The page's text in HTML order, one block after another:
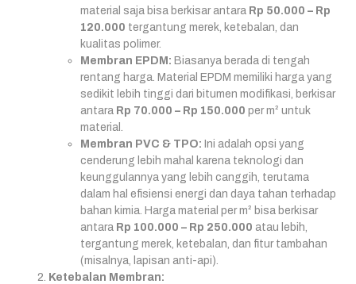
material saja bisa berkisar antara Rp 50.000 – Rp
120.000 tergantung merek, ketebalan, dan
kualitas polimer.
Membran EPDM: Biasanya berada di tengah
rentang harga. Material EPDM memiliki harga yang
sedikit lebih tinggi dari bitumen modifikasi, berkisar
antara Rp 70.000 – Rp 150.000 per m² untuk
material.
Membran PVC & TPO: Ini adalah opsi yang
cenderung lebih mahal karena teknologi dan
keunggulannya yang lebih canggih, terutama
dalam hal efisiensi energi dan daya tahan terhadap
bahan kimia. Harga material per m² bisa berkisar
antara Rp 100.000 – Rp 250.000 atau lebih,
tergantung merek, ketebalan, dan fitur tambahan
(misalnya, lapisan anti-api).
Ketebalan Membran: